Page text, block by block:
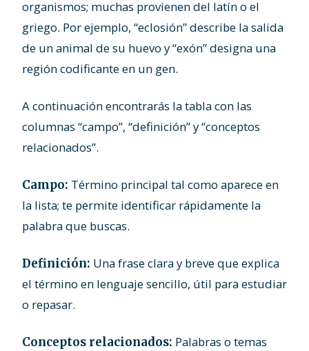
organismos; muchas provienen del latín o el
griego. Por ejemplo, “eclosión” describe la salida
de un animal de su huevo y “exón” designa una
región codificante en un gen.
A continuación encontrarás la tabla con las
columnas “campo”, “definición” y “conceptos
relacionados”.
Campo: Término principal tal como aparece en
la lista; te permite identificar rápidamente la
palabra que buscas.
Definición: Una frase clara y breve que explica
el término en lenguaje sencillo, útil para estudiar
o repasar.
Conceptos relacionados: Palabras o temas